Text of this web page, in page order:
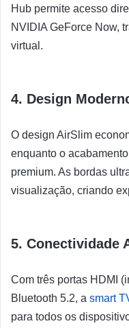
Hub permite acesso
NVIDIA GeForce Now,
virtual.
4. Design
O design AirSlim
enquanto o
premium. As bordas
visualização, criando
5. Conectividade
Com três portas HDMI
Bluetooth 5.2, a smart
para todos os